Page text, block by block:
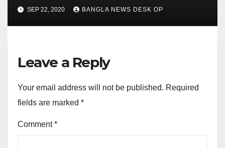
SEP 22, 2020 BANGLA NEWS DESK OP
Leave a Reply
Your email address will not be published. Required
fields are marked *
Comment*